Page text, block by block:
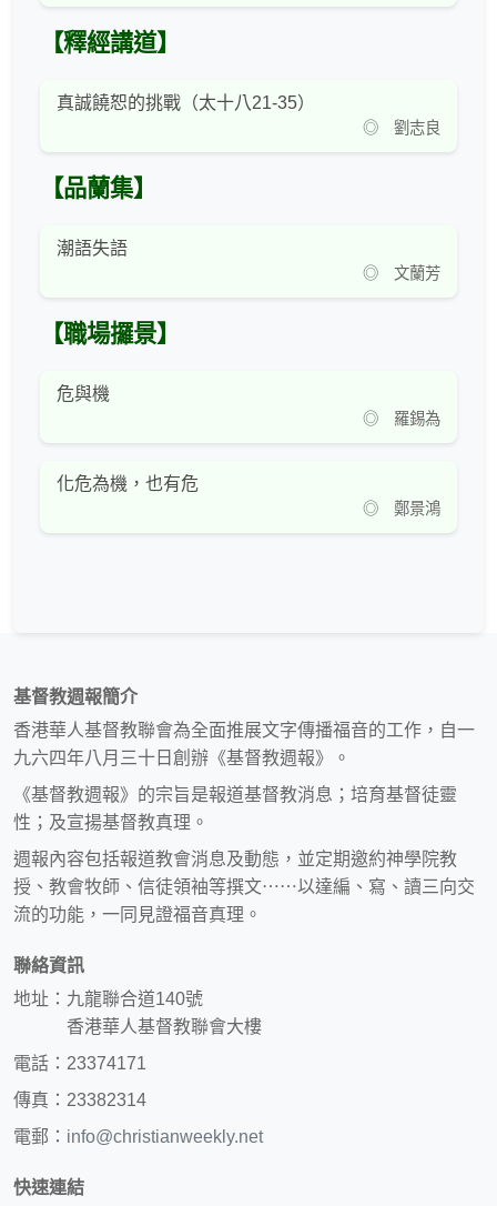
【釋經講道】
真誠饒恕的挑戰（太十八21-35）
◎ 劉志良
【品蘭集】
潮語失語
◎ 文蘭芳
【職場攞景】
危與機
◎ 羅錫為
化危為機，也有危
◎ 鄭景鴻
基督教週報簡介
香港華人基督教聯會為全面推展文字傳播福音的工作，自一
九六四年八月三十日創辦《基督教週報》。
《基督教週報》的宗旨是報道基督教消息；培育基督徒靈
性；及宣揚基督教真理。
週報內容包括報道教會消息及動態，並定期邀約神學院教
授、教會牧師、信徒領袖等撰文⋯⋯以達編、寫、讀三向交
流的功能，一同見證福音真理。
聯絡資訊
地址：九龍聯合道140號
香港華人基督教聯會大樓
電話：23374171
傳真：23382314
電郵： info@christianweekly.net
快速連結